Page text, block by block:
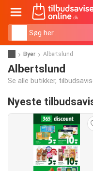
Byer Albertslund
Albertslund
Se alle butikker,
Nyeste